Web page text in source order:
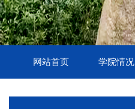
网站首页 学院情况